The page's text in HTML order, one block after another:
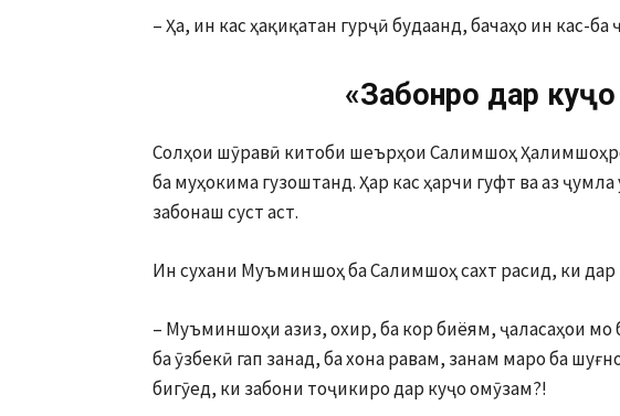
– Ҳа, ин кас ҳақиқатан гурҷӣ будаанд, бачаҳо ин кас-ба
«Забонро дар
Солҳои шӯравӣ китоби шеърҳои Салимшоҳ
ба муҳокима гузоштанд. Ҳар кас ҳарчи гуфт ва аз
забонаш суст аст.
Ин сухани Муъминшоҳ ба Салимшоҳ сахт расид, ки дар
– Муъминшоҳи азиз, охир, ба кор биёям, ҷаласаҳои мо
ба ӯзбекӣ гап занад, ба хона равам, занам маро ба
бигӯед, ки забони тоҷикиро дар куҷо омӯзам?!